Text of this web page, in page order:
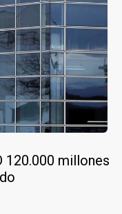
120.000 millones